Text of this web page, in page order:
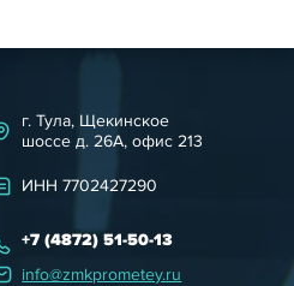
г. Тула, Щекинское
шоссе д. 26А, офис 213
ИНН 7702427290
+7 (4872) 51-50-13
info@zmkprometey.ru